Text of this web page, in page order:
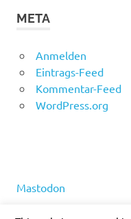
META
Anmelden
Eintrags-Feed
Kommentar-Feed
WordPress.org
Mastodon